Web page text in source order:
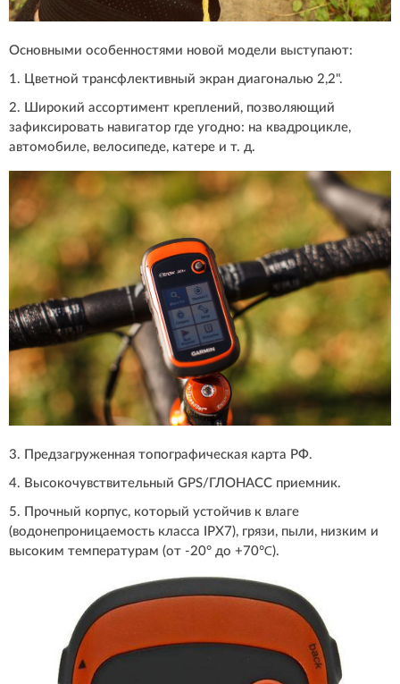
Основными особенностями новой модели выступают:
1. Цветной трансфлективный экран диагональю 2,2".
2. Широкий ассортимент креплений, позволяющий
зафиксировать навигатор где угодно: на квадроцикле,
автомобиле, велосипеде, катере и т. д.
3. Предзагруженная топографическая карта РФ.
4. Высокочувствительный GPS/ГЛОНАСС приемник.
5. Прочный корпус, который устойчив к влаге
(водонепроницаемость класса IPX7), грязи, пыли, низким и
высоким температурам (от -20° до +70℃).